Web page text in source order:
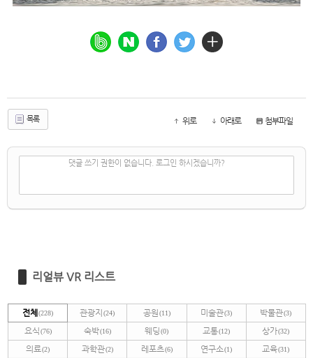
목록 위로 아래로 첨부파일
댓글 쓰기 권한이 없습니다. 로그인 하시겠습니까?
리얼뷰 VR 리스트
전체(228) 관광지 (24) 공원(11) 미술관(3) 박물관(3)
요식(76) 숙박(16) 웨딩 (0) 교통(12) 상가(32)
의료(2) 과학관(2) 레포츠(6) 연구소(1) 교육(31)